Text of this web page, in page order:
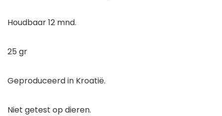
Houdbaar 12 mnd.
25 gr
Geproduceerd in Kroatië.
Niet getest op dieren.